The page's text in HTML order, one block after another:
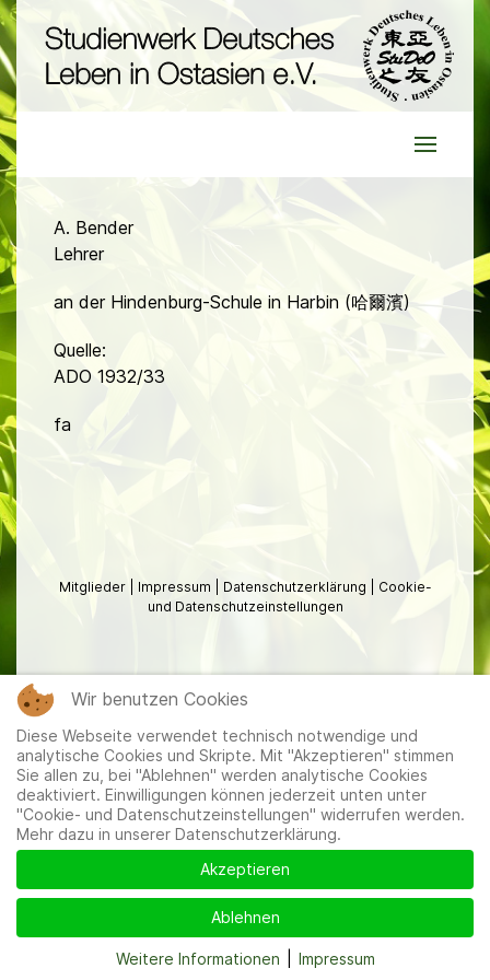
A. Bender
Lehrer
an der Hindenburg-Schule in Harbin (哈爾濱)
Quelle:
ADO 1932/33
fa
Mitglieder Impressum Datenschutzerklärung
Cookie-
und Datenschutzeinstellungen
Wir benutzen Cookies
Diese Webseite verwendet technisch notwendige und
analytische Cookies und Skripte. Mit "Akzeptieren" stimmen
Sie allen zu, bei "Ablehnen" werden analytische Cookies
deaktiviert. Einwilligungen können jederzeit unten unter
"Cookie- und Datenschutzeinstellungen" widerrufen werden.
Mehr dazu in unserer Datenschutzerklärung.
Akzeptieren
Ablehnen
Weitere Informationen Impressum